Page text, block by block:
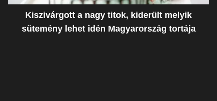
Kiszivárgott a nagy titok, kiderült melyik
sütemény lehet idén Magyarország tortája